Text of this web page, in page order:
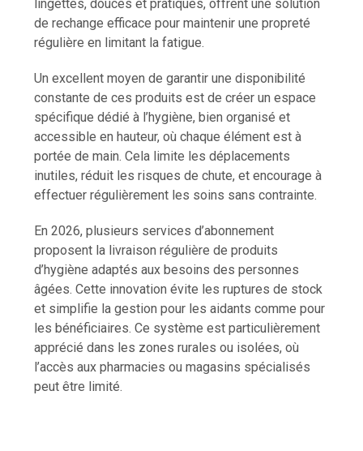
lingettes, douces et pratiques, offrent une solution
de rechange efficace pour maintenir une propreté
régulière en limitant la fatigue.
Un excellent moyen de garantir une disponibilité
constante de ces produits est de créer un espace
spécifique dédié à l’hygiène, bien organisé et
accessible en hauteur, où chaque élément est à
portée de main. Cela limite les déplacements
inutiles, réduit les risques de chute, et encourage à
effectuer régulièrement les soins sans contrainte.
En 2026, plusieurs services d’abonnement
proposent la livraison régulière de produits
d’hygiène adaptés aux besoins des personnes
âgées. Cette innovation évite les ruptures de stock
et simplifie la gestion pour les aidants comme pour
les bénéficiaires. Ce système est particulièrement
apprécié dans les zones rurales ou isolées, où
l’accès aux pharmacies ou magasins spécialisés
peut être limité.